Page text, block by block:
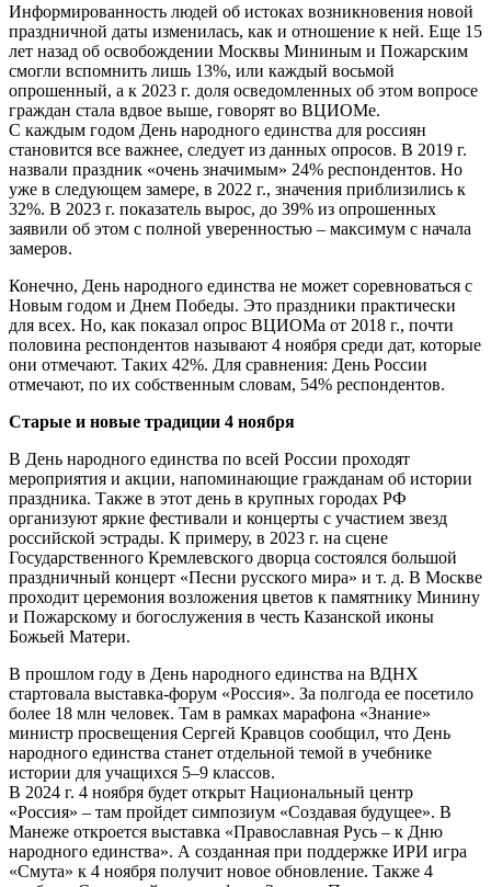
Информированность людей об истоках возникновения новой
праздничной даты изменилась, как и отношение к ней. Еще 15
лет назад об освобождении Москвы Мининым и Пожарским
смогли вспомнить лишь 13%, или каждый восьмой
опрошенный, а к 2023 г. доля осведомленных об этом вопросе
граждан стала вдвое выше, говорят во ВЦИОМе.
С каждым годом День народного единства для россиян
становится все важнее, следует из данных опросов. В 2019 г.
назвали праздник «очень значимым» 24% респондентов. Но
уже в следующем замере, в 2022 г., значения приблизились к
32%. В 2023 г. показатель вырос, до 39% из опрошенных
заявили об этом с полной уверенностью – максимум с начала
замеров.
Конечно, День народного единства не может соревноваться с
Новым годом и Днем Победы. Это праздники практически
для всех. Но, как показал опрос ВЦИОМа от 2018 г., почти
половина респондентов называют 4 ноября среди дат, которые
они отмечают. Таких 42%. Для сравнения: День России
отмечают, по их собственным словам, 54% респондентов.
Старые и новые традиции 4 ноября
В День народного единства по всей России проходят
мероприятия и акции, напоминающие гражданам об истории
праздника. Также в этот день в крупных городах РФ
организуют яркие фестивали и концерты с участием звезд
российской эстрады. К примеру, в 2023 г. на сцене
Государственного Кремлевского дворца состоялся большой
праздничный концерт «Песни русского мира» и т. д. В Москве
проходит церемония возложения цветов к памятнику Минину
и Пожарскому и богослужения в честь Казанской иконы
Божьей Матери.
В прошлом году в День народного единства на ВДНХ
стартовала выставка-форум «Россия». За полгода ее посетило
более 18 млн человек. Там в рамках марафона «Знание»
министр просвещения Сергей Кравцов сообщил, что День
народного единства станет отдельной темой в учебнике
истории для учащихся 5–9 классов.
В 2024 г. 4 ноября будет открыт Национальный центр
«Россия» – там пройдет симпозиум «Создавая будущее». В
Манеже откроется выставка «Православная Русь – к Дню
народного единства». А созданная при поддержке ИРИ игра
«Смута» к 4 ноября получит новое обновление. Также 4